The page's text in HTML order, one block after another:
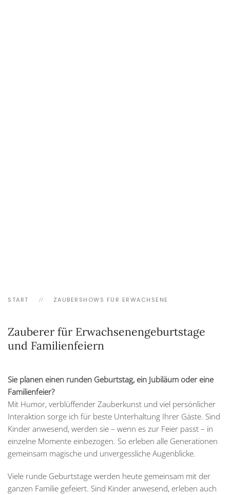
START ZAUBERSHOWS FÜR ERWACHSENE
Zauberer für Erwachsenengeburtstage
und Familienfeiern
Sie planen einen runden Geburtstag, ein Jubiläum oder eine
Familienfeier?
Mit Humor, verblüffender Zauberkunst und viel persönlicher
Interaktion sorge ich für beste Unterhaltung Ihrer Gäste. Sind
Kinder anwesend, werden sie – wenn es zur Feier passt – in
einzelne Momente einbezogen. So erleben alle Generationen
gemeinsam magische und unvergessliche Augenblicke.
Viele runde Geburtstage werden heute gemeinsam mit der
ganzen Familie gefeiert. Sind Kinder anwesend, erleben auch